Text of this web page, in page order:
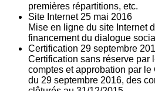
premières répartitions, etc.
Site Internet 25 mai 2016
Mise en ligne du site Internet
financement du dialogue
Certification 29 septembre
Certification sans réserve par
comptes et approbation par le
du 29 septembre 2016, des